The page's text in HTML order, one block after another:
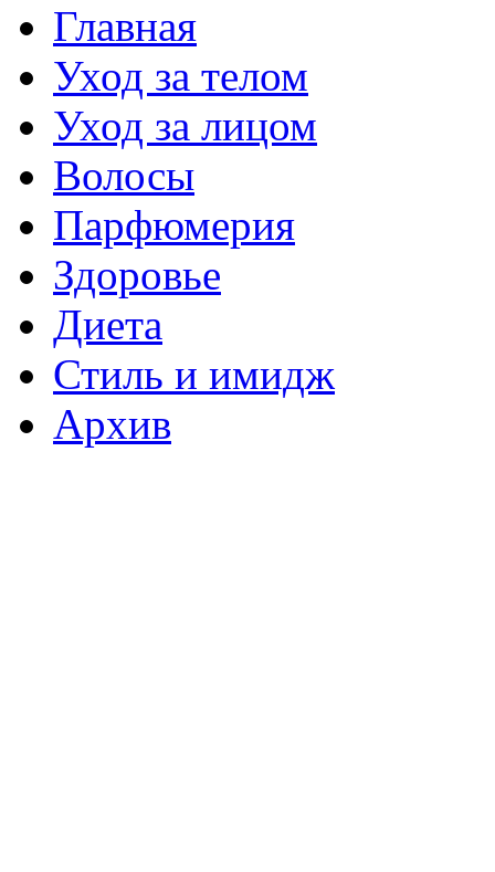
Главная
Уход за телом
Уход за лицом
Волосы
Парфюмерия
Здоровье
Диета
Стиль и имидж
Архив